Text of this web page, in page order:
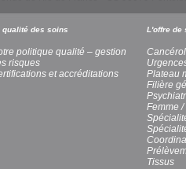
qualité des soins
politique qualité – gestion
risques
et accréditations
L'offre de
Plateau
Filière
Femme /
Tissus